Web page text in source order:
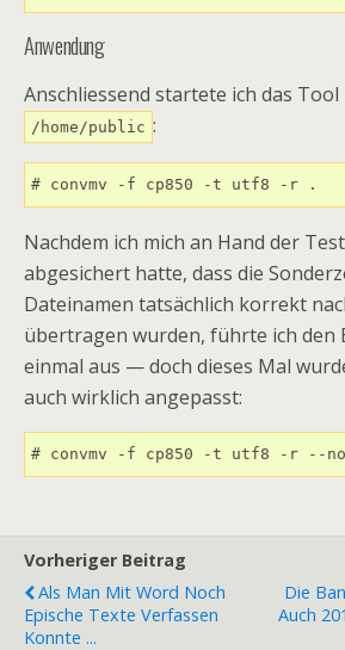
Anwendung
Anschliessend startete ich das
/home/public :
# convmv -f cp850 -t utf8 -r .
Nachdem ich mich an Hand der
abgesichert hatte, dass die
Dateinamen tatsächlich korrekt
übertragen wurden, führte ich den
einmal aus — doch dieses Mal
auch wirklich angepasst:
# convmv -f cp850 -t utf8 -r --
Vorheriger Beitrag
Als Man Mit Word Noch
Epische Texte Verfassen
Konnte ...
Die
Auch